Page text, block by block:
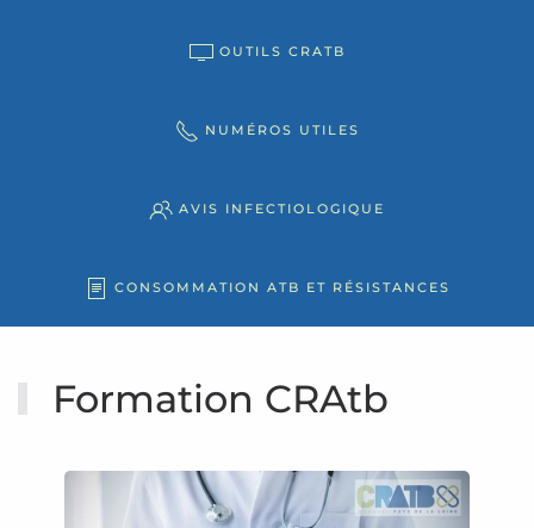
OUTILS CRATB
NUMÉROS UTILES
AVIS INFECTIOLOGIQUE
CONSOMMATION ATB ET RÉSISTANCES
Formation CRAtb